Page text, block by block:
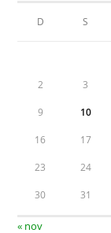
D S
2 3
9 10
16 17
23 24
30 31
« nov